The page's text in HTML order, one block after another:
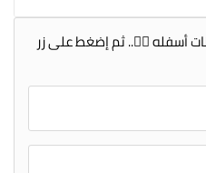
أسفله 👇🏻.. ثم إضغط على زر